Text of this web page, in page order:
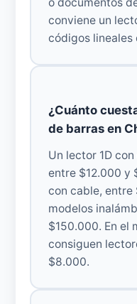
conviene un
códigos lineales
¿Cuánto
de barras en
Un lector 1D
entre $12.000 y
con cable,
modelos
$150.000. En el
consiguen
$8.000.